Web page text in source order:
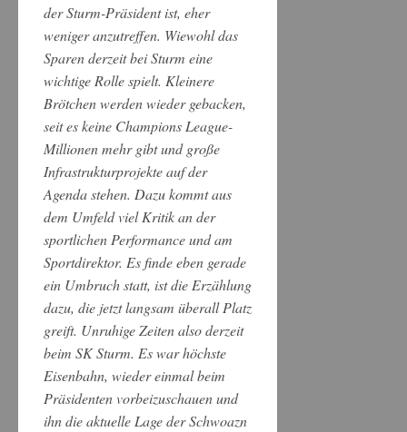
der Sturm-Präsident ist, eher
weniger anzutreffen. Wiewohl das
Sparen derzeit bei Sturm eine
wichtige Rolle spielt. Kleinere
Brötchen werden wieder gebacken,
seit es keine Champions League-
Millionen mehr gibt und große
Infrastrukturprojekte auf der
Agenda stehen. Dazu kommt aus
dem Umfeld viel Kritik an der
sportlichen Performance und am
Sportdirektor. Es finde eben gerade
ein Umbruch statt, ist die Erzählung
dazu, die jetzt langsam überall Platz
greift. Unruhige Zeiten also derzeit
beim SK Sturm. Es war höchste
Eisenbahn, wieder einmal beim
Präsidenten vorbeizuschauen und
ihn die aktuelle Lage der Schwoazn